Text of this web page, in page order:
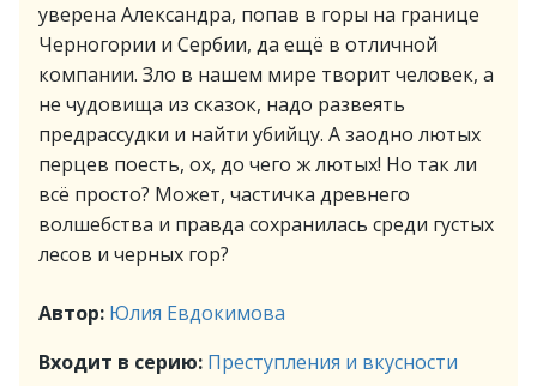
уверена Александра, попав в горы на границе
Черногории и Сербии, да ещё в отличной
компании. Зло в нашем мире творит человек, а
не чудовища из сказок, надо развеять
предрассудки и найти убийцу. А заодно лютых
перцев поесть, ох, до чего ж лютых! Но так ли
всё просто? Может, частичка древнего
волшебства и правда сохранилась среди густых
лесов и черных гор?
Автор: Юлия Евдокимова
Входит в серию: Преступления и вкусности